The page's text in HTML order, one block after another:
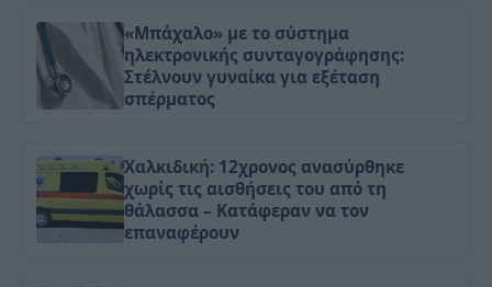
«Μπάχαλο» με το σύστημα
ηλεκτρονικής συνταγογράφησης:
Στέλνουν γυναίκα για εξέταση
σπέρματος
Χαλκιδική: 12χρονος ανασύρθηκε
χωρίς τις αισθήσεις του από τη
θάλασσα – Κατάφεραν να τον
επαναφέρουν